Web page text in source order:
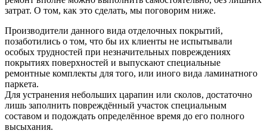
затрат. О том, как это сделать, мы поговорим ниже.
Производители данного вида отделочных покрытий,
позаботились о том, что бы их клиенты не испытывали
особых трудностей при незначительных повреждениях
покрытиях поверхностей и выпускают специальные
ремонтные комплекты для того, или иного вида ламинатного
паркета.
Для устранения небольших царапин или сколов, достаточно
лишь заполнить повреждённый участок специальным
составом и подождать определённое время до его полного
высыхания.